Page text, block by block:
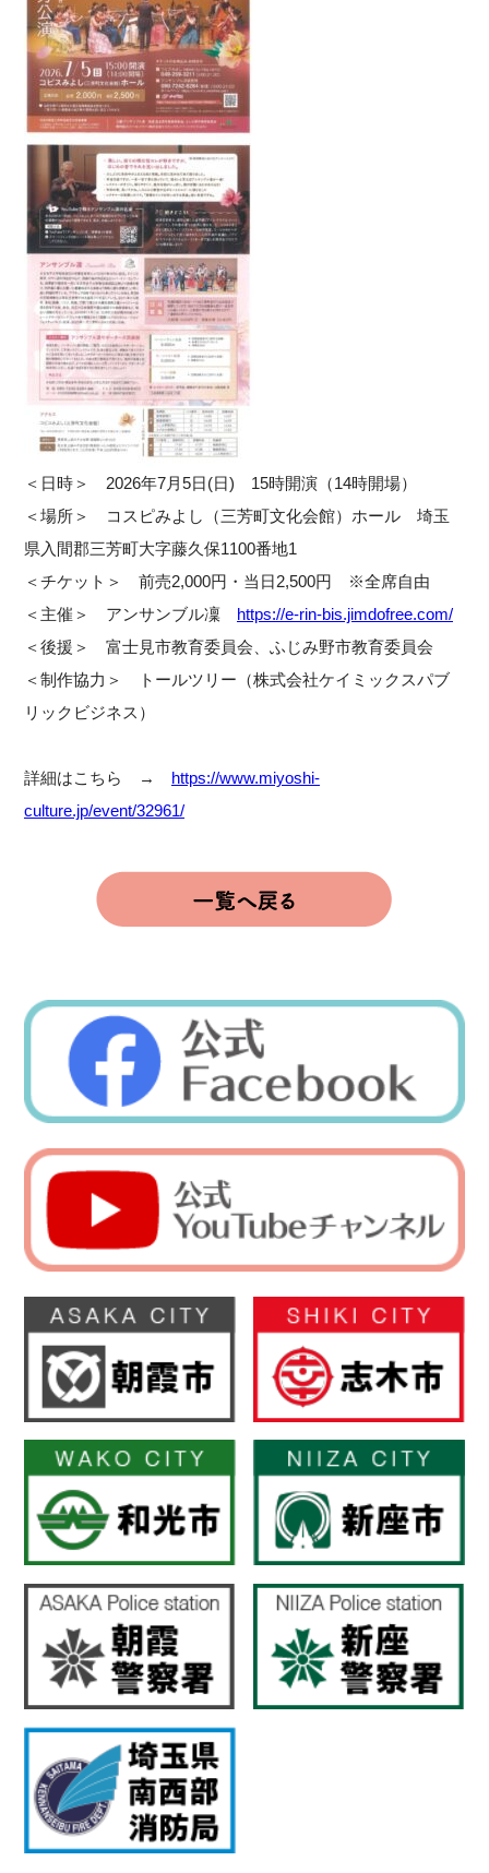
＜日時＞ 2026年7月5日(日) 15時開演（14時開場）
＜場所＞ コスピみよし（三芳町文化会館）ホール 埼玉
県入間郡三芳町大字藤久保1100番地1
＜チケット＞ 前売2,000円・当日2,500円 ※全席自由
＜主催＞ アンサンブル凜 https://e-rin-bis.jimdofree.com/
＜後援＞ 富士見市教育委員会、ふじみ野市教育委員会
＜制作協力＞ トールツリー（株式会社ケイミックスパブ
リックビジネス）
詳細はこちら → https://www.miyoshi-
culture.jp/event/32961/